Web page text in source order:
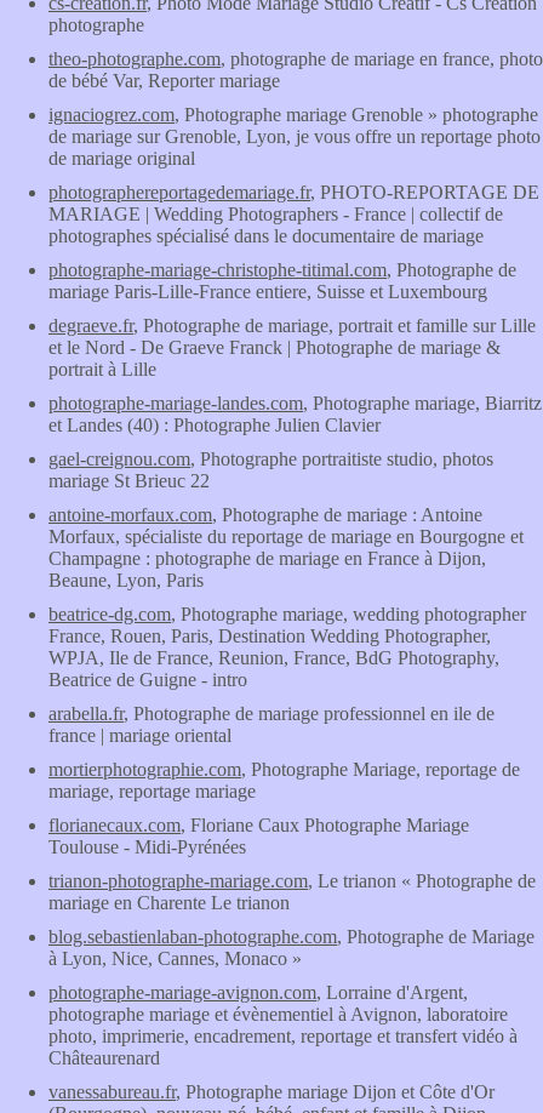
photographe
theo-photographe.com, photographe de mariage en france, photo
de bébé Var, Reporter mariage
ignaciogrez.com, Photographe mariage Grenoble » photographe
de mariage sur Grenoble, Lyon, je vous offre un reportage photo
de mariage original
photographereportagedemariage.fr, PHOTO-REPORTAGE DE
MARIAGE | Wedding Photographers - France | collectif de
photographes spécialisé dans le documentaire de mariage
photographe-mariage-christophe-titimal.com, Photographe de
mariage Paris-Lille-France entiere, Suisse et Luxembourg
degraeve.fr, Photographe de mariage, portrait et famille sur Lille
et le Nord - De Graeve Franck | Photographe de mariage &
portrait à Lille
photographe-mariage-landes.com, Photographe mariage, Biarritz
et Landes (40) : Photographe Julien Clavier
gael-creignou.com, Photographe portraitiste studio, photos
mariage St Brieuc 22
antoine-morfaux.com, Photographe de mariage : Antoine
Morfaux, spécialiste du reportage de mariage en Bourgogne et
Champagne : photographe de mariage en France à Dijon,
Beaune, Lyon, Paris
beatrice-dg.com, Photographe mariage, wedding photographer
France, Rouen, Paris, Destination Wedding Photographer,
WPJA, Ile de France, Reunion, France, BdG Photography,
Beatrice de Guigne - intro
arabella.fr, Photographe de mariage professionnel en ile de
france | mariage oriental
mortierphotographie.com, Photographe Mariage, reportage de
mariage, reportage mariage
florianecaux.com, Floriane Caux Photographe Mariage
Toulouse - Midi-Pyrénées
trianon-photographe-mariage.com, Le trianon « Photographe de
mariage en Charente Le trianon
blog.sebastienlaban-photographe.com, Photographe de Mariage
à Lyon, Nice, Cannes, Monaco »
photographe-mariage-avignon.com, Lorraine d'Argent,
photographe mariage et évènementiel à Avignon, laboratoire
photo, imprimerie, encadrement, reportage et transfert vidéo à
Châteaurenard
vanessabureau.fr, Photographe mariage Dijon et Côte d'Or